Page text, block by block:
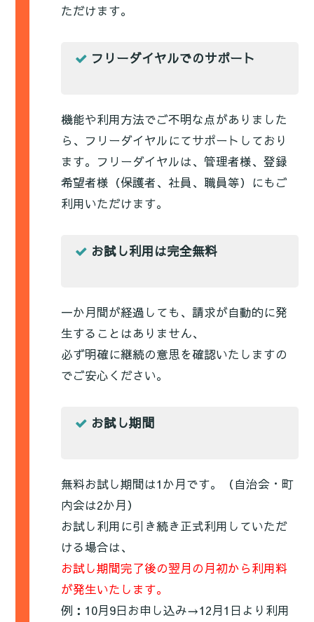
ただけます。
フリーダイヤルでのサポート
機能や利用方法でご不明な点がありました
ら、フリーダイヤルにてサポートしており
ます。フリーダイヤルは、管理者様、登録
希望者様（保護者、社員、職員等）にもご
利用いただけます。
お試し利用は完全無料
一か月間が経過しても、請求が自動的に発
生することはありません、
必ず明確に継続の意思を確認いたしますの
でご安心ください。
お試し期間
無料お試し期間は1か月です。（自治会・町
内会は2か月）
お試し利用に引き続き正式利用していただ
ける場合は、
お試し期間完了後の翌月の月初から利用料
が発生いたします。
例：10月9日お申し込み→12月1日より利用